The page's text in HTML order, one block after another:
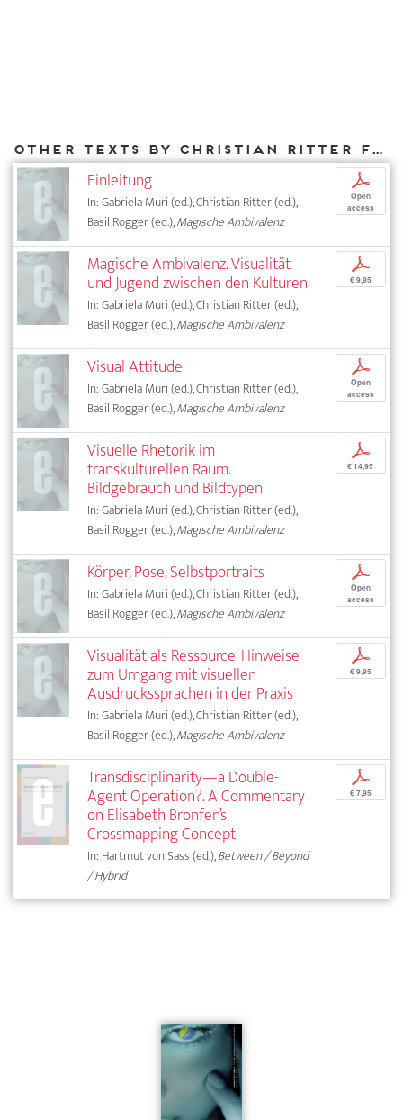
Other texts by Christian Ritter for DIAPHANES
Einleitung
In: Gabriela Muri (ed.), Christian Ritter (ed.),
Basil Rogger (ed.),Magische Ambivalenz
p
Open
access
Magische Ambivalenz. Visualität
und Jugend zwischen den Kulturen
In: Gabriela Muri (ed.), Christian Ritter (ed.),
Basil Rogger (ed.),Magische Ambivalenz
p
€ 9,95
Visual Attitude
In: Gabriela Muri (ed.), Christian Ritter (ed.),
Basil Rogger (ed.),Magische Ambivalenz
p
Open
access
Visuelle Rhetorik im
transkulturellen Raum.
Bildgebrauch und Bildtypen
In: Gabriela Muri (ed.), Christian Ritter (ed.),
Basil Rogger (ed.),Magische Ambivalenz
p
€ 14,95
Körper, Pose, Selbstportraits
In: Gabriela Muri (ed.), Christian Ritter (ed.),
Basil Rogger (ed.),Magische Ambivalenz
p
Open
access
Visualität als Ressource. Hinweise
zum Umgang mit visuellen
Ausdruckssprachen in der Praxis
In: Gabriela Muri (ed.), Christian Ritter (ed.),
Basil Rogger (ed.),Magische Ambivalenz
p
€ 9,95
Transdisciplinarity—a Double-
Agent Operation?. A Commentary
on Elisabeth Bronfen’s
Crossmapping Concept
In: Hartmut von Sass (ed.),Between / Beyond
/ Hybrid
p
€ 7,95